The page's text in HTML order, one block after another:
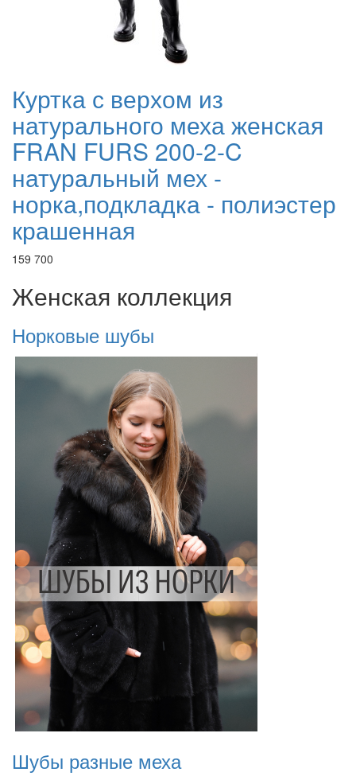
Куртка с верхом из
натурального меха женская
FRAN FURS 200-2-C
натуральный мех -
норка,подкладка - полиэстер
крашенная
159 700
Женская коллекция
Норковые шубы
Шубы разные меха